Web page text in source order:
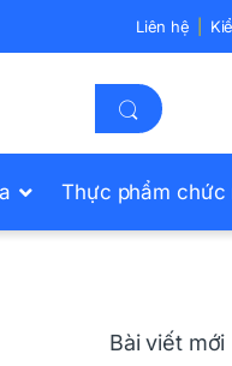
Liên hệ
Thực phẩm chức
Bài viết mới